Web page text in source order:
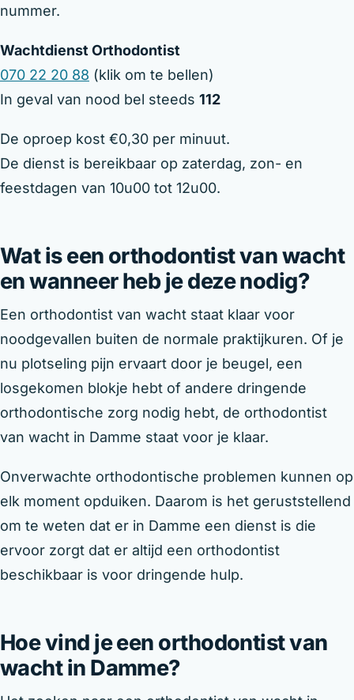
nummer.
Wachtdienst Orthodontist
070 22 20 88 (klik om te bellen)
In geval van nood bel steeds 112
De oproep kost €0,30 per minuut.
De dienst is bereikbaar op zaterdag, zon- en
feestdagen van 10u00 tot 12u00.
Wat is een orthodontist van wacht
en wanneer heb je deze nodig?
Een orthodontist van wacht staat klaar voor
noodgevallen buiten de normale praktijkuren. Of je
nu plotseling pijn ervaart door je beugel, een
losgekomen blokje hebt of andere dringende
orthodontische zorg nodig hebt, de orthodontist
van wacht in Damme staat voor je klaar.
Onverwachte orthodontische problemen kunnen op
elk moment opduiken. Daarom is het geruststellend
om te weten dat er in Damme een dienst is die
ervoor zorgt dat er altijd een orthodontist
beschikbaar is voor dringende hulp.
Hoe vind je een orthodontist van
wacht in Damme?